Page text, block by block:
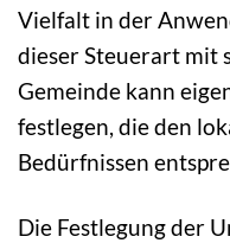
Vielfalt in der
dieser Steuerart mit
Gemeinde kann
festlegen, die den
Bedürfnissen
Die Festlegung der